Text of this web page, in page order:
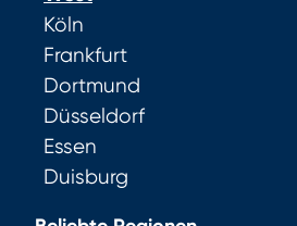
Köln
Frankfurt
Dortmund
Düsseldorf
Essen
Duisburg